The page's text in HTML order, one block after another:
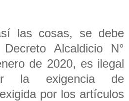
las cosas, se debe
Alcaldicio N°
de 2020, es ilegal
la exigencia de
por los artículos